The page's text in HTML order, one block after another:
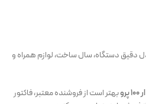
دقیق دستگاه، سال ساخت، لوازم همراه و
بهتر است از فروشنده معتبر، فاکتور